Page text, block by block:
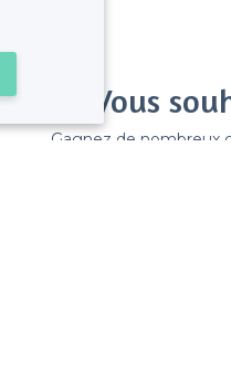
Vous
Gagnez de nombreux